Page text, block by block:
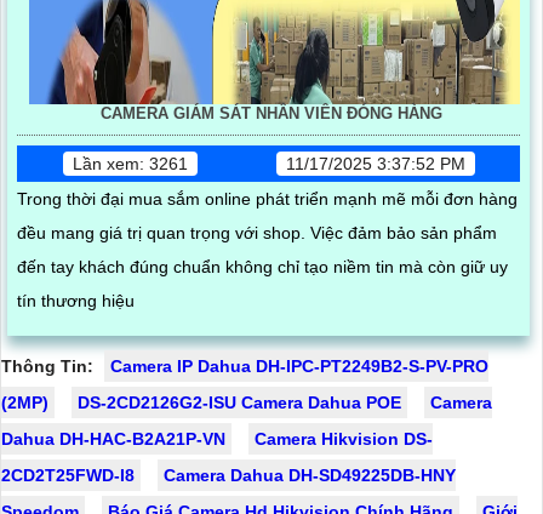
CAMERA GIÁM SÁT NHÂN VIÊN ĐÓNG HÀNG
Lần xem: 3261
11/17/2025 3:37:52 PM
Trong thời đại mua sắm online phát triển mạnh mẽ mỗi đơn hàng
đều mang giá trị quan trọng với shop. Việc đảm bảo sản phẩm
đến tay khách đúng chuẩn không chỉ tạo niềm tin mà còn giữ uy
tín thương hiệu
Thông Tin:
Camera IP Dahua DH-IPC-PT2249B2-S-PV-PRO
(2MP)
DS-2CD2126G2-ISU Camera Dahua POE
Camera
Dahua DH-HAC-B2A21P-VN
Camera Hikvision DS-
2CD2T25FWD-I8
Camera Dahua DH-SD49225DB-HNY